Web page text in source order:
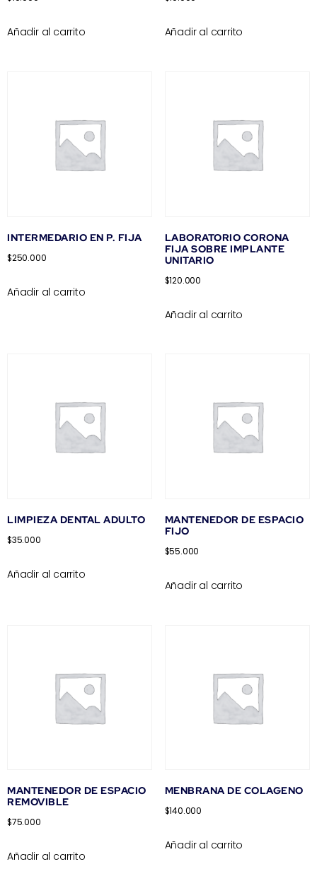
Añadir al carrito Añadir al carrito
INTERMEDARIO EN P. FIJA
$250.000
Añadir al carrito
LABORATORIO CORONA
FIJA SOBRE IMPLANTE
UNITARIO
$120.000
Añadir al carrito
LIMPIEZA DENTAL ADULTO
$35.000
Añadir al carrito
MANTENEDOR DE ESPACIO
FIJO
$55.000
Añadir al carrito
MANTENEDOR DE ESPACIO
REMOVIBLE
$75.000
Añadir al carrito
MENBRANA DE COLAGENO
$140.000
Añadir al carrito